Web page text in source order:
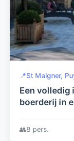
📍St Maigner,
Een
boerderij in
zwembad.
👥8 pers.